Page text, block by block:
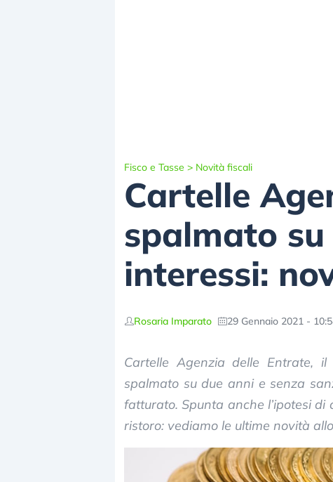
Fisco e Tasse > Novità fiscali
Cartelle
spalmato su
interessi:
Rosaria Imparato 29 Gennaio 2021 -
Cartelle Agenzia delle Entrate,
spalmato su due anni e senza
fatturato. Spunta anche l’ipotesi
ristoro: vediamo le ultime novità